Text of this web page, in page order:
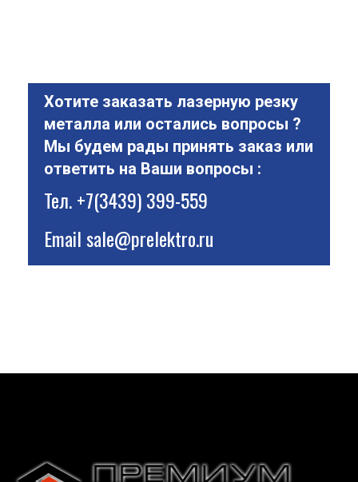
Хотите заказать лазерную резку
металла или остались вопросы ?
Мы будем рады принять заказ или
ответить на Ваши вопросы :
Тел.+7(3439) 399-559
Emailsale@prelektro.ru